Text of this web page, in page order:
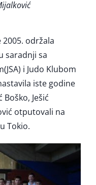
održala
saradnji sa
i Judo Klubom
iste godine
Ješić
otputovali na
Tokio.